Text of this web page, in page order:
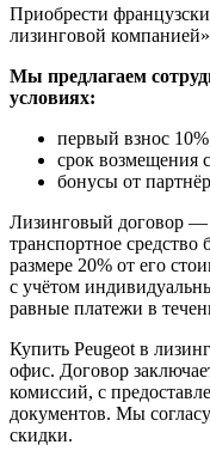
Приобрести
лизинговой
Мы предлагаем
условиях:
первый взнос
срок возмещения
бонусы от
Лизинговый договор —
транспортное
размере 20% от его
с учётом
равные платежи в
Купить Peugeot в лизинг
офис. Договор
комиссий, с
документов. Мы
скидки.